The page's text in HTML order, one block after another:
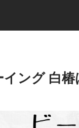
ング 白